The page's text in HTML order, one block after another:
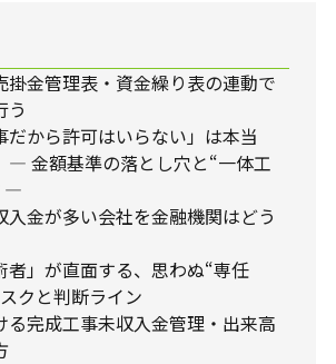
掛金管理表・資金繰り表の連動で
う
だから許可はいらない」は本当
基準の落とし穴と“一体工
―
入金が多い会社を金融機関はどう
者」が直面する、思わぬ“専任
クと判断ライン
る完成工事未収入金管理・出来高